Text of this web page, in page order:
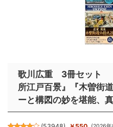
歌川広重 3冊セット
所江戸百景』『木曽街
ーと構図の妙を堪能、